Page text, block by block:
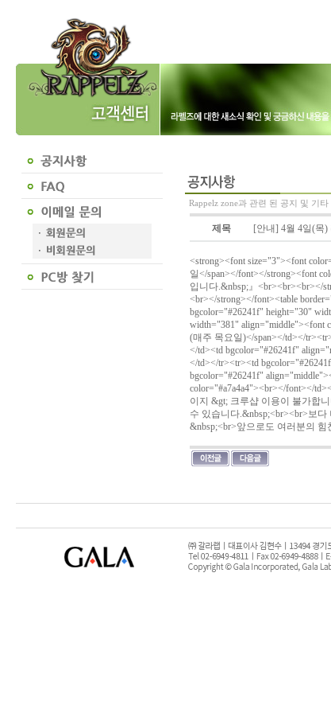
Rappelz zone과 관련 된 공지 및 기
제목 [안내] 4월 4일(목
<strong><font size="3"><font
일</span></font></strong><font
입니다.&nbsp;』<br><br><br></
<br></strong></font><table
bgcolor="#26241f" height="30"
width="381" align="middle"><font
(매주 목요일)</span></td></
</td><td bgcolor="#26241f"
</td></tr><tr><td
bgcolor="#26241f"
color="#a7a4a4"><br></font></
이지 &gt; 크루샵 이용이 불가합
수 있습니다.&nbsp;<br><br>보
&nbsp;<br>앞으로도 여러분의